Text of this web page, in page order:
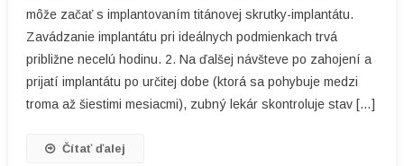
môže začať s implantovaním titánovej skrutky-implantátu.
Zavádzanie implantátu pri ideálnych podmienkach trvá
približne necelú hodinu. 2. Na ďalšej návšteve po zahojení a
prijatí implantátu po určitej dobe (ktorá sa pohybuje medzi
troma až šiestimi mesiacmi), zubný lekár skontroluje stav […]
Čítať ďalej